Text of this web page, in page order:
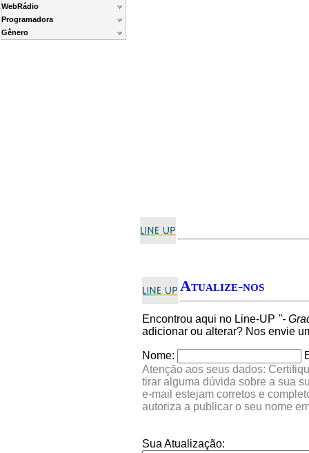
WebRádio
Programadora
Gênero
Atualize-nos
Encontrou aqui no Line-UP "-
adicionar ou alterar? Nos envie
Nome:
Atenção aos seus dados:
tirar alguma dúvida sobre a sua
e-mail estejam corretos e
autoriza a publicar o seu nome
Sua Atualização: